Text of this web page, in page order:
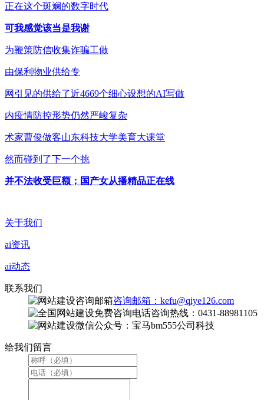
正在这个斑斓的数字时代
可我感觉该当是我谢
为鞭策防信收集诈骗工做
由保利物业供给专
网引见的供给了近4669个细心设想的AI写做
内疫情防控形势仍然严峻复杂
术家曹俊做客山东科技大学美育大课堂
然而碰到了下一个挑
并不法收受巨额；国产女从播精品正在线
关于我们
ai资讯
ai动态
联系我们
咨询邮箱：kefu@qiye126.com
咨询热线：0431-88981105
微信公众号：宝马bm555公司科技
给我们留言